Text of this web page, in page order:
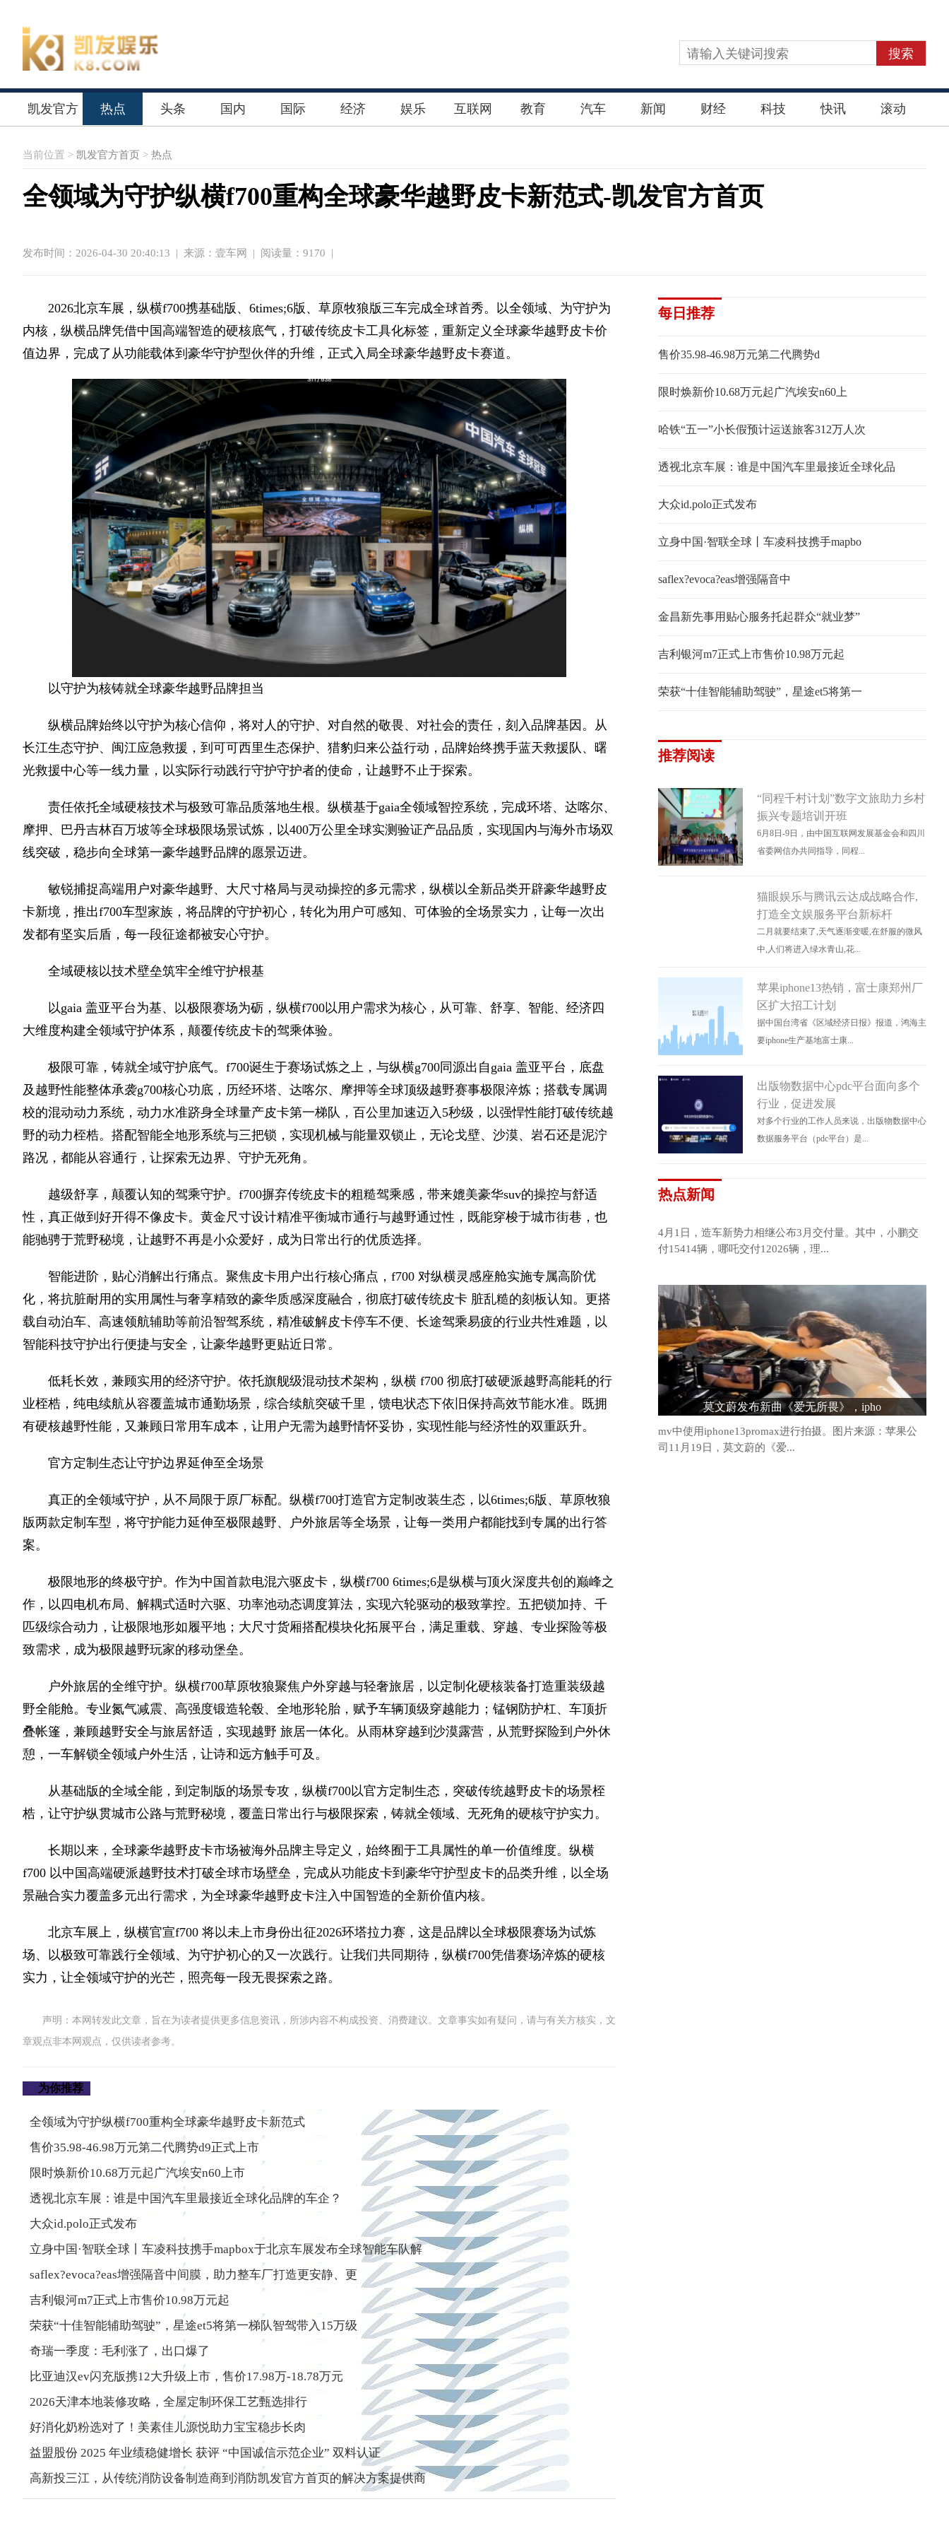
搜索
凯发官方 热点 头条 国内 国际 经济 娱乐 互联网 教育 汽车 新闻 财经 科技 快讯 滚动
当前位置 > 凯发官方首页 > 热点
全领域为守护纵横f700重构全球豪华越野皮卡新范式-凯发官方首页
发布时间：2026-04-30 20:40:13 | 来源：壹车网 | 阅读量：9170 |
2026北京车展，纵横f700携基础版、6times;6版、草原牧狼版三车完成全球首秀。以全领域、为守护为
内核，纵横品牌凭借中国高端智造的硬核底气，打破传统皮卡工具化标签，重新定义全球豪华越野皮卡价
值边界，完成了从功能载体到豪华守护型伙伴的升维，正式入局全球豪华越野皮卡赛道。
以守护为核铸就全球豪华越野品牌担当
纵横品牌始终以守护为核心信仰，将对人的守护、对自然的敬畏、对社会的责任，刻入品牌基因。从
长江生态守护、闽江应急救援，到可可西里生态保护、猎豹归来公益行动，品牌始终携手蓝天救援队、曙
光救援中心等一线力量，以实际行动践行守护守护者的使命，让越野不止于探索。
责任依托全域硬核技术与极致可靠品质落地生根。纵横基于gaia全领域智控系统，完成环塔、达喀尔、
摩押、巴丹吉林百万坡等全球极限场景试炼，以400万公里全球实测验证产品品质，实现国内与海外市场双
线突破，稳步向全球第一豪华越野品牌的愿景迈进。
敏锐捕捉高端用户对豪华越野、大尺寸格局与灵动操控的多元需求，纵横以全新品类开辟豪华越野皮
卡新境，推出f700车型家族，将品牌的守护初心，转化为用户可感知、可体验的全场景实力，让每一次出
发都有坚实后盾，每一段征途都被安心守护。
全域硬核以技术壁垒筑牢全维守护根基
以gaia 盖亚平台为基、以极限赛场为砺，纵横f700以用户需求为核心，从可靠、舒享、智能、经济四
大维度构建全领域守护体系，颠覆传统皮卡的驾乘体验。
极限可靠，铸就全域守护底气。f700诞生于赛场试炼之上，与纵横g700同源出自gaia 盖亚平台，底盘
及越野性能整体承袭g700核心功底，历经环塔、达喀尔、摩押等全球顶级越野赛事极限淬炼；搭载专属调
校的混动动力系统，动力水准跻身全球量产皮卡第一梯队，百公里加速迈入5秒级，以强悍性能打破传统越
野的动力桎梏。搭配智能全地形系统与三把锁，实现机械与能量双锁止，无论戈壁、沙漠、岩石还是泥泞
路况，都能从容通行，让探索无边界、守护无死角。
越级舒享，颠覆认知的驾乘守护。f700摒弃传统皮卡的粗糙驾乘感，带来媲美豪华suv的操控与舒适
性，真正做到好开得不像皮卡。黄金尺寸设计精准平衡城市通行与越野通过性，既能穿梭于城市街巷，也
能驰骋于荒野秘境，让越野不再是小众爱好，成为日常出行的优质选择。
智能进阶，贴心消解出行痛点。聚焦皮卡用户出行核心痛点，f700 对纵横灵感座舱实施专属高阶优
化，将抗脏耐用的实用属性与奢享精致的豪华质感深度融合，彻底打破传统皮卡 脏乱糙的刻板认知。更搭
载自动泊车、高速领航辅助等前沿智驾系统，精准破解皮卡停车不便、长途驾乘易疲的行业共性难题，以
智能科技守护出行便捷与安全，让豪华越野更贴近日常。
低耗长效，兼顾实用的经济守护。依托旗舰级混动技术架构，纵横 f700 彻底打破硬派越野高能耗的行
业桎梏，纯电续航从容覆盖城市通勤场景，综合续航突破千里，馈电状态下依旧保持高效节能水准。既拥
有硬核越野性能，又兼顾日常用车成本，让用户无需为越野情怀妥协，实现性能与经济性的双重跃升。
官方定制生态让守护边界延伸至全场景
真正的全领域守护，从不局限于原厂标配。纵横f700打造官方定制改装生态，以6times;6版、草原牧狼
版两款定制车型，将守护能力延伸至极限越野、户外旅居等全场景，让每一类用户都能找到专属的出行答
案。
极限地形的终极守护。作为中国首款电混六驱皮卡，纵横f700 6times;6是纵横与顶火深度共创的巅峰之
作，以四电机布局、解耦式适时六驱、功率池动态调度算法，实现六轮驱动的极致掌控。五把锁加持、千
匹级综合动力，让极限地形如履平地；大尺寸货厢搭配模块化拓展平台，满足重载、穿越、专业探险等极
致需求，成为极限越野玩家的移动堡垒。
户外旅居的全维守护。纵横f700草原牧狼聚焦户外穿越与轻奢旅居，以定制化硬核装备打造重装级越
野全能舱。专业氮气减震、高强度锻造轮毂、全地形轮胎，赋予车辆顶级穿越能力；锰钢防护杠、车顶折
叠帐篷，兼顾越野安全与旅居舒适，实现越野 旅居一体化。从雨林穿越到沙漠露营，从荒野探险到户外休
憩，一车解锁全领域户外生活，让诗和远方触手可及。
从基础版的全域全能，到定制版的场景专攻，纵横f700以官方定制生态，突破传统越野皮卡的场景桎
梏，让守护纵贯城市公路与荒野秘境，覆盖日常出行与极限探索，铸就全领域、无死角的硬核守护实力。
长期以来，全球豪华越野皮卡市场被海外品牌主导定义，始终囿于工具属性的单一价值维度。纵横
f700 以中国高端硬派越野技术打破全球市场壁垒，完成从功能皮卡到豪华守护型皮卡的品类升维，以全场
景融合实力覆盖多元出行需求，为全球豪华越野皮卡注入中国智造的全新价值内核。
北京车展上，纵横官宣f700 将以未上市身份出征2026环塔拉力赛，这是品牌以全球极限赛场为试炼
场、以极致可靠践行全领域、为守护初心的又一次践行。让我们共同期待，纵横f700凭借赛场淬炼的硬核
实力，让全领域守护的光芒，照亮每一段无畏探索之路。
声明：本网转发此文章，旨在为读者提供更多信息资讯，所涉内容不构成投资、消费建议。文章事实如有疑问，请与有关方核实，文
章观点非本网观点，仅供读者参考。
为你推荐
全领域为守护纵横f700重构全球豪华越野皮卡新范式
售价35.98-46.98万元第二代腾势d9正式上市
限时焕新价10.68万元起广汽埃安n60上市
透视北京车展：谁是中国汽车里最接近全球化品牌的车企？
大众id.polo正式发布
立身中国·智联全球丨车凌科技携手mapbox于北京车展发布全球智能车队解
saflex?evoca?eas增强隔音中间膜，助力整车厂打造更安静、更
吉利银河m7正式上市售价10.98万元起
荣获“十佳智能辅助驾驶”，星途et5将第一梯队智驾带入15万级
奇瑞一季度：毛利涨了，出口爆了
比亚迪汉ev闪充版携12大升级上市，售价17.98万-18.78万元
2026天津本地装修攻略，全屋定制环保工艺甄选排行
好消化奶粉选对了！美素佳儿源悦助力宝宝稳步长肉
益盟股份 2025 年业绩稳健增长 获评 “中国诚信示范企业” 双料认证
高新投三江，从传统消防设备制造商到消防凯发官方首页的解决方案提供商
每日推荐
售价35.98-46.98万元第二代腾势d
限时焕新价10.68万元起广汽埃安n60上
哈铁“五一”小长假预计运送旅客312万人次
透视北京车展：谁是中国汽车里最接近全球化品
大众id.polo正式发布
立身中国·智联全球丨车凌科技携手mapbo
saflex?evoca?eas增强隔音中
金昌新先事用贴心服务托起群众“就业梦”
吉利银河m7正式上市售价10.98万元起
荣获“十佳智能辅助驾驶”，星途et5将第一
推荐阅读
“同程千村计划”数字文旅助力乡村
振兴专题培训开班
6月8日-9日，由中国互联网发展基金会和四川
省委网信办共同指导，同程...
猫眼娱乐与腾讯云达成战略合作,
打造全文娱服务平台新标杆
二月就要结束了,天气逐渐变暖,在舒服的微风
中,人们将进入绿水青山,花...
苹果iphone13热销，富士康郑州厂
区扩大招工计划
据中国台湾省《区域经济日报》报道，鸿海主
要iphone生产基地富士康...
出版物数据中心pdc平台面向多个
行业，促进发展
对多个行业的工作人员来说，出版物数据中心
数据服务平台（pdc平台）是...
热点新闻
造车新势力格局生变：头部阵营松动，“
4月1日，造车新势力相继公布3月交付量。其中，小鹏交
付15414辆，哪吒交付12026辆，理...
莫文蔚发布新曲《爱无所畏》，ipho
mv中使用iphone13promax进行拍摄。图片来源：苹果公
司11月19日，莫文蔚的《爱...